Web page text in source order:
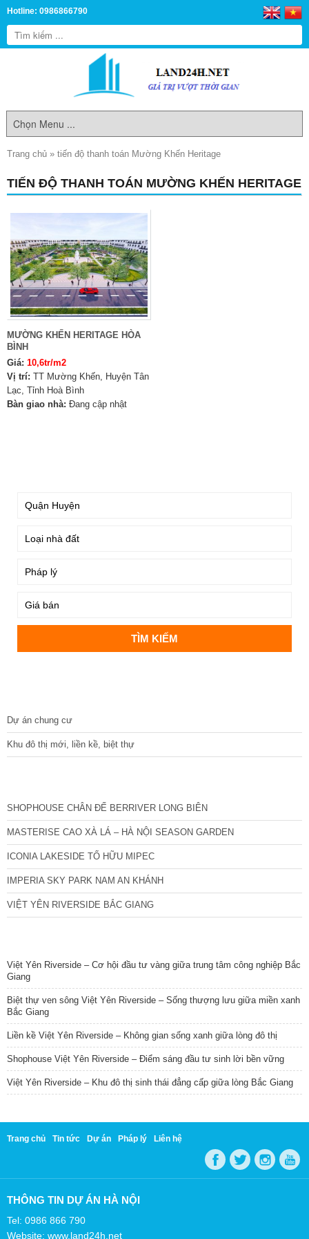
Hotline: 0986866790
Trang chủ » tiến độ thanh toán Mường Khến Heritage
TIẾN ĐỘ THANH TOÁN MƯỜNG KHẾN HERITAGE
MƯỜNG KHẾN HERITAGE HÒA
BÌNH
Giá: 10,6tr/m2
Vị trí: TT Mường Khến, Huyện Tân
Lạc, Tỉnh Hoà Bình
Bàn giao nhà: Đang cập nhật
Dự án chung cư
Khu đô thị mới, liền kề, biệt thự
SHOPHOUSE CHÂN ĐẾ BERRIVER LONG BIÊN
MASTERISE CAO XÀ LÁ – HÀ NỘI SEASON GARDEN
ICONIA LAKESIDE TỐ HỮU MIPEC
IMPERIA SKY PARK NAM AN KHÁNH
VIỆT YÊN RIVERSIDE BẮC GIANG
Việt Yên Riverside – Cơ hội đầu tư vàng giữa trung tâm công nghiệp Bắc
Giang
Biệt thự ven sông Việt Yên Riverside – Sống thượng lưu giữa miền xanh
Bắc Giang
Liền kề Việt Yên Riverside – Không gian sống xanh giữa lòng đô thị
Shophouse Việt Yên Riverside – Điểm sáng đầu tư sinh lời bền vững
Việt Yên Riverside – Khu đô thị sinh thái đẳng cấp giữa lòng Bắc Giang
Trang chủ Tin tức Dự án Pháp lý Liên hệ
THÔNG TIN DỰ ÁN HÀ NỘI
Tel: 0986 866 790
Website: www.land24h.net